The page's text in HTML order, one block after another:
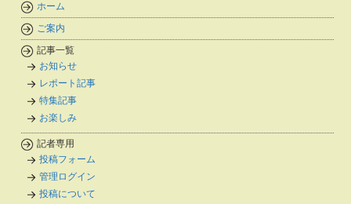
ホーム
ご案内
記事一覧
お知らせ
レポート記事
特集記事
お楽しみ
記者専用
投稿フォーム
管理ログイン
投稿について